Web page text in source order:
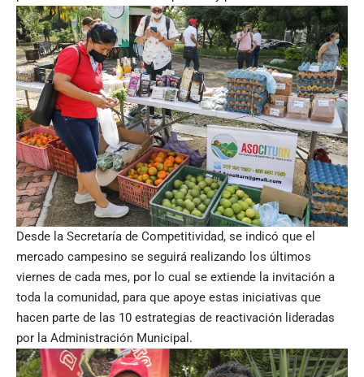
Desde la Secretaría de Competitividad, se indicó que el
mercado campesino se seguirá realizando los últimos
viernes de cada mes, por lo cual se extiende la invitación a
toda la comunidad, para que apoye estas iniciativas que
hacen parte de las 10 estrategias de reactivación lideradas
por la Administración Municipal.